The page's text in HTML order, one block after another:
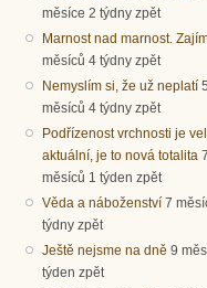
měsíce 2 týdny zpět
Marnost nad marnost.
měsíců 4 týdny zpět
Nemyslím si, že už neplatí 5
měsíců 4 týdny zpět
Podřízenost vrchnosti je
aktuální, je to nová totalita 7
měsíců 1 týden zpět
Věda a náboženství 7
týdny zpět
Ještě nejsme na dně 9
týden zpět